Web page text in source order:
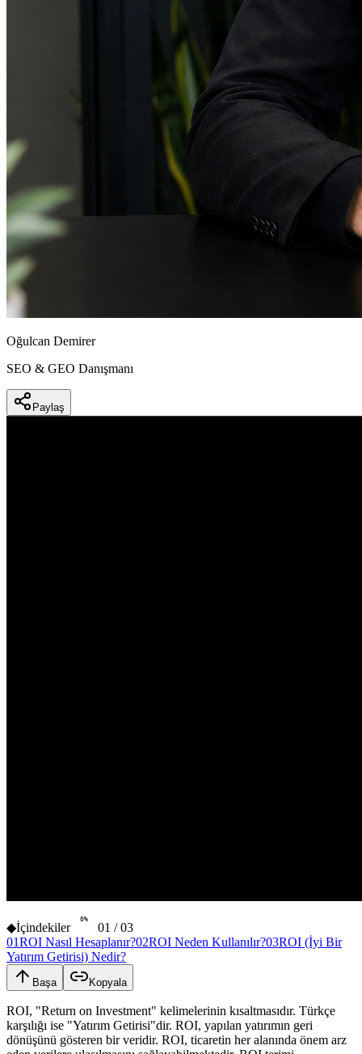
Oğulcan Demirer
SEO & GEO Danışmanı
Paylaş
◆İçindekiler
0%
01 /03
01ROI Nasıl Hesaplanır?02ROI Neden Kullanılır?03ROI (İyi Bir
Yatırım Getirisi) Nedir?
Başa Kopyala
ROI, "Return on Investment" kelimelerinin kısaltmasıdır. Türkçe
karşılığı ise "Yatırım Getirisi"dir. ROI, yapılan yatırımın geri
dönüşünü gösteren bir veridir. ROI, ticaretin her alanında önem arz